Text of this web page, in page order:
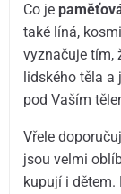
Co je
také líná,
vyznačuje tím,
lidského těla
pod Vaším
Vřele
jsou velmi
kupují i dětem.